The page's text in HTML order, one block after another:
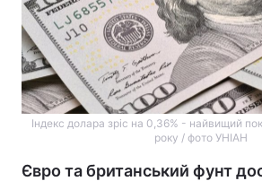
Індекс долара зріс на 0,36% - найвищий
року / фото УНІАН
Євро та британський фунт